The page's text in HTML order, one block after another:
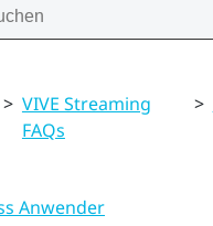
> VIVE Streaming
FAQs
>
Anwender